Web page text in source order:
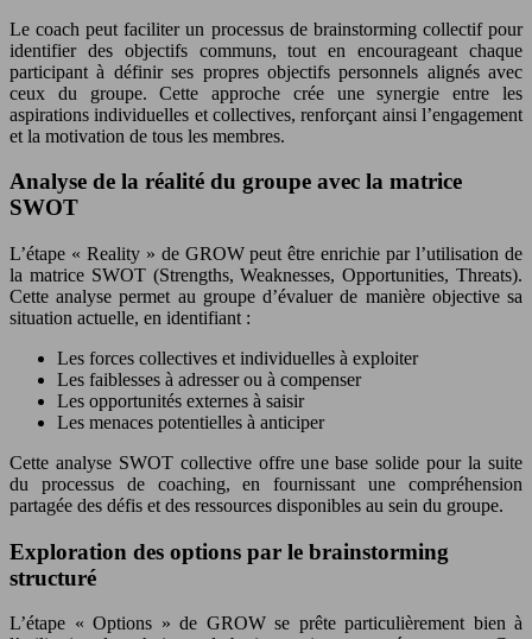
Le coach peut faciliter un processus de brainstorming collectif pour
identifier des objectifs communs, tout en encourageant chaque
participant à définir ses propres objectifs personnels alignés avec
ceux du groupe. Cette approche crée une synergie entre les
aspirations individuelles et collectives, renforçant ainsi l’engagement
et la motivation de tous les membres.
Analyse de la réalité du groupe avec la matrice
SWOT
L’étape « Reality » de GROW peut être enrichie par l’utilisation de
la matrice SWOT (Strengths, Weaknesses, Opportunities, Threats).
Cette analyse permet au groupe d’évaluer de manière objective sa
situation actuelle, en identifiant :
Les forces collectives et individuelles à exploiter
Les faiblesses à adresser ou à compenser
Les opportunités externes à saisir
Les menaces potentielles à anticiper
Cette analyse SWOT collective offre une base solide pour la suite
du processus de coaching, en fournissant une compréhension
partagée des défis et des ressources disponibles au sein du groupe.
Exploration des options par le brainstorming
structuré
L’étape « Options » de GROW se prête particulièrement bien à